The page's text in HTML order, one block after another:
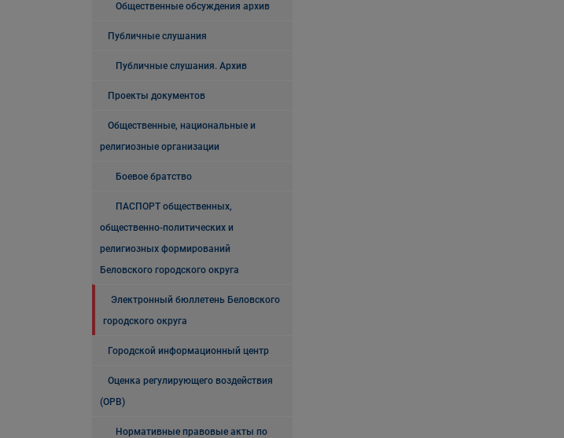
Общественные обсуждения архив
Публичные слушания
Публичные слушания. Архив
Проекты документов
Общественные, национальные и
религиозные организации
Боевое братство
ПАСПОРТ общественных,
общественно-политических и
религиозных формирований
Беловского городского округа
Электронный бюллетень Беловского
городского округа
Городской информационный центр
Оценка регулирующего воздействия
(ОРВ)
Нормативные правовые акты по